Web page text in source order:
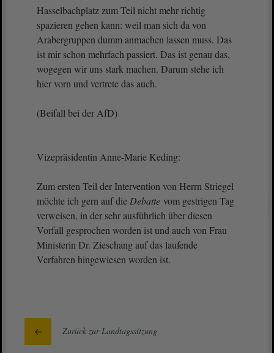
Hasselbachplatz zum Teil nicht mehr richtig
spazieren gehen kann: weil man sich da von
Arabergruppen dumm anmachen lassen muss. Das
ist mir schon mehrfach passiert. Das ist genau das,
wogegen wir uns stark machen. Darum stehe ich
hier vorn und vertrete das auch.
(Beifall bei der AfD)
Vizepräsidentin Anne-Marie Keding:
Zum ersten Teil der Intervention von Herrn Striegel
möchte ich gern auf die Debatte vom gestrigen Tag
verweisen, in der sehr ausführlich über diesen
Vorfall gesprochen worden ist und auch von Frau
Ministerin Dr. Zieschang auf das laufende
Verfahren hingewiesen worden ist.
Zurück zur Landtagssitzung